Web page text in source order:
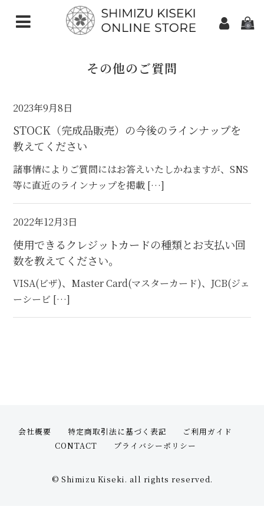
0
スターインカット
ダンデライオンカット
カメリアカット
ゆきんこカット
オプション
その他のご質問
2023年9月8日
STOCK（完成品販売）の今後のラインナップを
教えてください
諸事情によりご質問にはお答えいたしかねますが、SNS
等に直近のラインナップを掲載 […]
2022年12月3日
使用できるクレジットカードの種類とお支払い回
数を教えてください。
VISA(ビザ)、Master Card(マスターカード)、JCB(ジェ
ーシービ […]
会社概要 特定商取引法に基づく表記
ご利用ガイド
CONTACT
プライバシーポリシー
© Shimizu Kiseki. all rights reserved.